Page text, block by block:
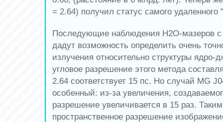
= 2.64) получил статус самого удаленного
Последующие наблюдения H2O-мазеров
дадут возможность определить очень
излучения относительно структуры ядро-
угловое разрешение этого метода
2.64 соответствует 15 пс. Но случай MG
особенный: из-за увеличения,
разрешение увеличивается в 15 раз.
пространственное разрешение